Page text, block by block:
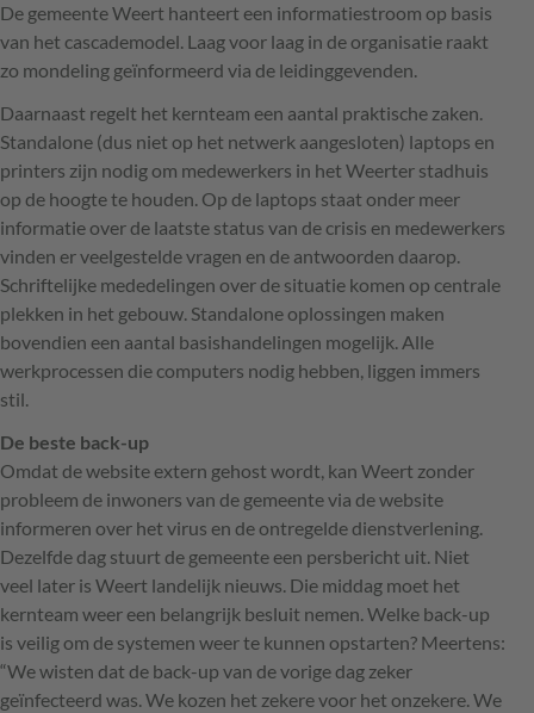
De gemeente Weert hanteert een informatiestroom op basis
van het cascademodel. Laag voor laag in de organisatie raakt
zo mondeling geïnformeerd via de leidinggevenden.
Daarnaast regelt het kernteam een aantal praktische zaken.
Standalone (dus niet op het netwerk aangesloten) laptops en
printers zijn nodig om medewerkers in het Weerter stadhuis
op de hoogte te houden. Op de laptops staat onder meer
informatie over de laatste status van de crisis en medewerkers
vinden er veelgestelde vragen en de antwoorden daarop.
Schriftelijke mededelingen over de situatie komen op centrale
plekken in het gebouw. Standalone oplossingen maken
bovendien een aantal basishandelingen mogelijk. Alle
werkprocessen die computers nodig hebben, liggen immers
stil.
De beste back-up
Omdat de website extern gehost wordt, kan Weert zonder
probleem de inwoners van de gemeente via de website
informeren over het virus en de ontregelde dienstverlening.
Dezelfde dag stuurt de gemeente een persbericht uit. Niet
veel later is Weert landelijk nieuws. Die middag moet het
kernteam weer een belangrijk besluit nemen. Welke back-up
is veilig om de systemen weer te kunnen opstarten? Meertens:
“We wisten dat de back-up van de vorige dag zeker
geïnfecteerd was. We kozen het zekere voor het onzekere. We